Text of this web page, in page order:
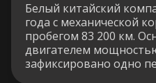
Белый китайский
года с механической
пробегом 83 200 км.
двигателем
зафиксировано одно